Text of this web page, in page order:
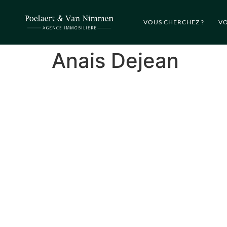
VOUS CHERCHEZ ?
Anais Dejean